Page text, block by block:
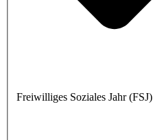
Freiwilliges Soziales Jahr (FSJ)